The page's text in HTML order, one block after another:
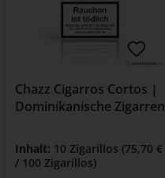
Chazz Cigarros Cortos |
Dominikanische Zigarren
Inhalt: 10 Zigarillos (75,70 €
/ 100 Zigarillos)